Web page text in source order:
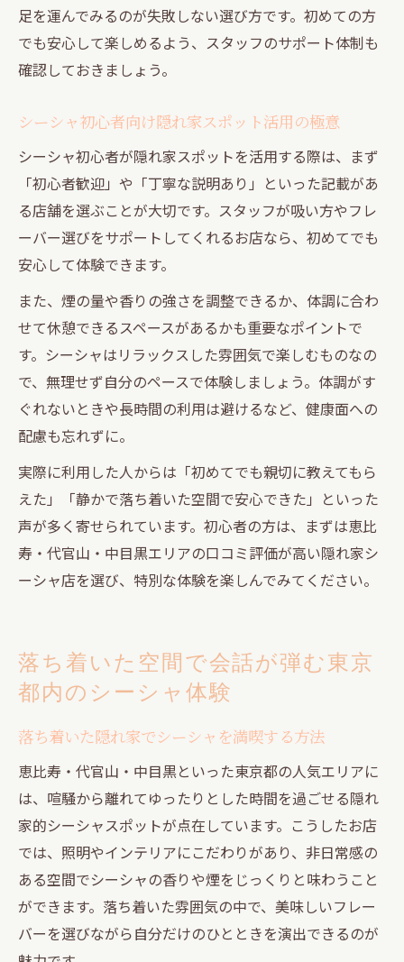
足を運んでみるのが失敗しない選び方です。初めての方
でも安心して楽しめるよう、スタッフのサポート体制も
確認しておきましょう。
シーシャ初心者向け隠れ家スポット活用の極意
シーシャ初心者が隠れ家スポットを活用する際は、まず
「初心者歓迎」や「丁寧な説明あり」といった記載があ
る店舗を選ぶことが大切です。スタッフが吸い方やフレ
ーバー選びをサポートしてくれるお店なら、初めてでも
安心して体験できます。
また、煙の量や香りの強さを調整できるか、体調に合わ
せて休憩できるスペースがあるかも重要なポイントで
す。シーシャはリラックスした雰囲気で楽しむものなの
で、無理せず自分のペースで体験しましょう。体調がす
ぐれないときや長時間の利用は避けるなど、健康面への
配慮も忘れずに。
実際に利用した人からは「初めてでも親切に教えてもら
えた」「静かで落ち着いた空間で安心できた」といった
声が多く寄せられています。初心者の方は、まずは恵比
寿・代官山・中目黒エリアの口コミ評価が高い隠れ家シ
ーシャ店を選び、特別な体験を楽しんでみてください。
落ち着いた空間で会話が弾む東京
都内のシーシャ体験
落ち着いた隠れ家でシーシャを満喫する方法
恵比寿・代官山・中目黒といった東京都の人気エリアに
は、喧騒から離れてゆったりとした時間を過ごせる隠れ
家的シーシャスポットが点在しています。こうしたお店
では、照明やインテリアにこだわりがあり、非日常感の
ある空間でシーシャの香りや煙をじっくりと味わうこと
ができます。落ち着いた雰囲気の中で、美味しいフレー
バーを選びながら自分だけのひとときを演出できるのが